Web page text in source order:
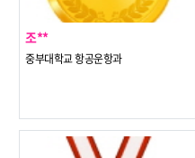
조**
중부대학교 항공운항과